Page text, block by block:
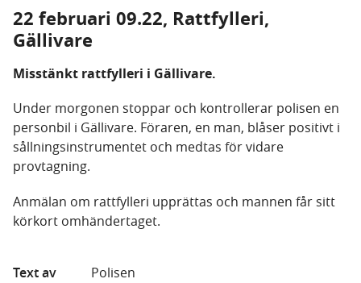
22 februari 09.22, Rattfylleri,
Gällivare
Misstänkt rattfylleri i Gällivare.
Under morgonen stoppar och kontrollerar polisen en
personbil i Gällivare. Föraren, en man, blåser positivt i
sållningsinstrumentet och medtas för vidare
provtagning.
Anmälan om rattfylleri upprättas och mannen får sitt
körkort omhändertaget.
Text av
Polisen